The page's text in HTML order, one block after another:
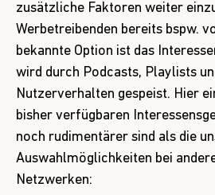
zusätzliche Faktoren weiter
Werbetreibenden bereits bspw.
bekannte Option ist das
wird durch Podcasts, Playlists
Nutzerverhalten gespeist. Hier
bisher verfügbaren
noch rudimentärer sind als die
Auswahlmöglichkeiten bei
Netzwerken: